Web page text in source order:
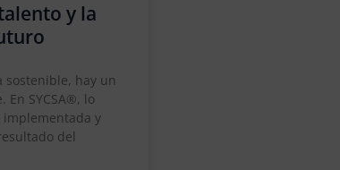
y la
sostenible, hay un
SYCSA®, lo
implementada y
del